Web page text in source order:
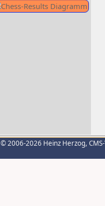
© 2006-2026 Heinz Herzog,